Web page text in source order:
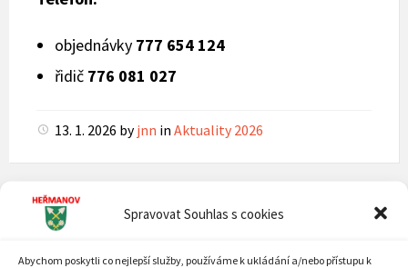
Spravovat Souhlas s cookies
Abychom poskytli co nejlepší služby, používáme k ukládání a/nebo přístupu k
objednávky 777 654 124
řidič 776 081 027
13. 1. 2026 by jnn in Aktuality 2026
ÚVOD